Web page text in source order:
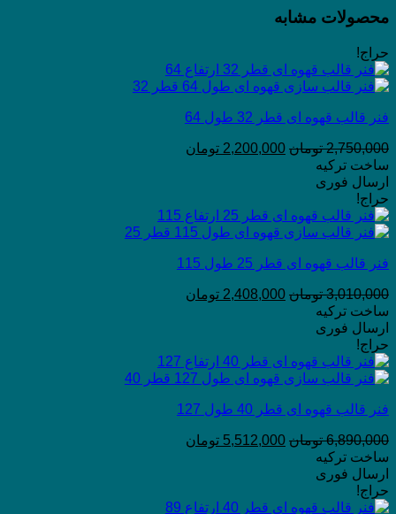
محصولات مشابه
حراج!
فنر قالب قهوه ای قطر 32 طول 64
2,750,000 تومان 2,200,000 تومان
ساخت ترکیه
ارسال فوری
حراج!
فنر قالب قهوه ای قطر 25 طول 115
3,010,000 تومان 2,408,000 تومان
ساخت ترکیه
ارسال فوری
حراج!
فنر قالب قهوه ای قطر 40 طول 127
6,890,000 تومان 5,512,000 تومان
ساخت ترکیه
ارسال فوری
حراج!